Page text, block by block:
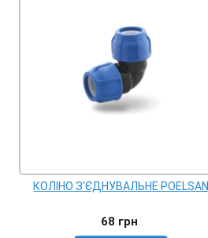
КОЛІНО З'ЄДНУВАЛЬНЕ POELSAN
68 грн